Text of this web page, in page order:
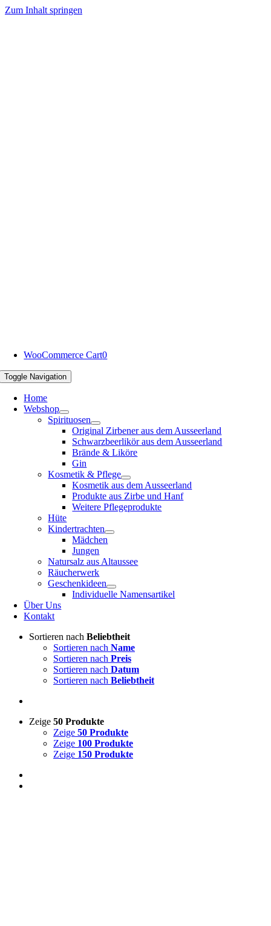
Zum Inhalt springen
WooCommerce Cart0
Toggle Navigation
Home
Webshop
Spirituosen
Original Zirbener aus dem Ausseerland
Schwarzbeerlikör aus dem Ausseerland
Brände & Liköre
Gin
Kosmetik & Pflege
Kosmetik aus dem Ausseerland
Produkte aus Zirbe und Hanf
Weitere Pflegeprodukte
Hüte
Kindertrachten
Mädchen
Jungen
Natursalz aus Altaussee
Räucherwerk
Geschenkideen
Individuelle Namensartikel
Über Uns
Kontakt
Sortieren nach Beliebtheit
Sortieren nach Name
Sortieren nach Preis
Sortieren nach Datum
Sortieren nach Beliebtheit
Zeige 50 Produkte
Zeige 50 Produkte
Zeige 100 Produkte
Zeige 150 Produkte